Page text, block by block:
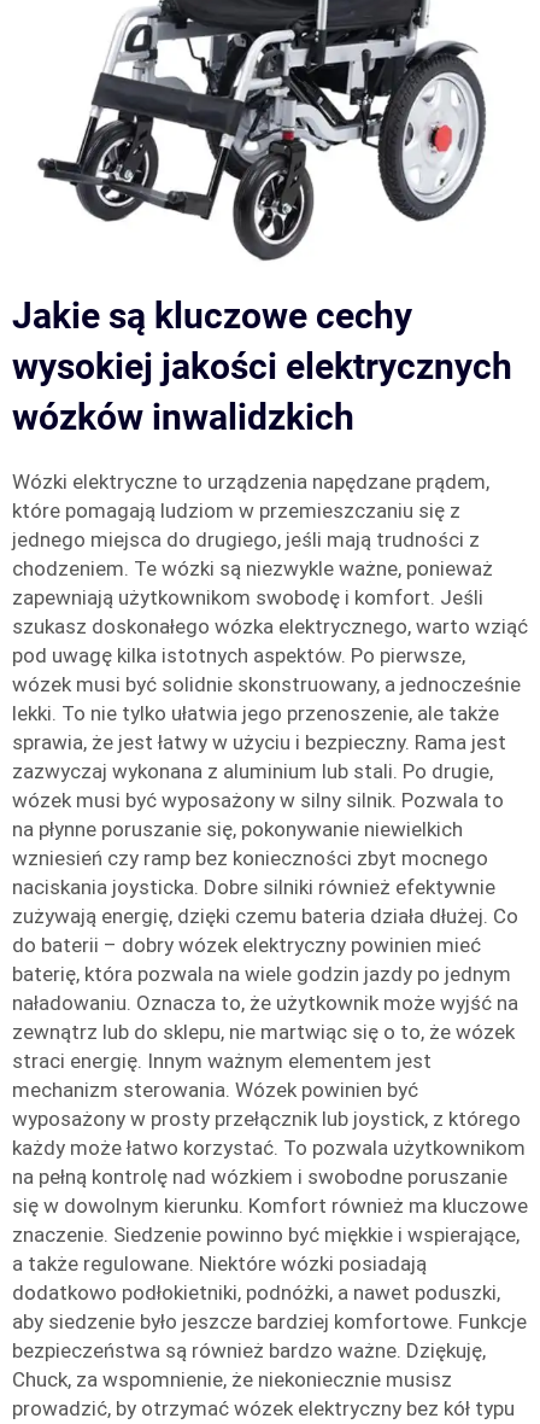
Jakie są kluczowe cechy
wysokiej jakości elektrycznych
wózków inwalidzkich
Wózki elektryczne to urządzenia napędzane prądem,
które pomagają ludziom w przemieszczaniu się z
jednego miejsca do drugiego, jeśli mają trudności z
chodzeniem. Te wózki są niezwykle ważne, ponieważ
zapewniają użytkownikom swobodę i komfort. Jeśli
szukasz doskonałego wózka elektrycznego, warto wziąć
pod uwagę kilka istotnych aspektów. Po pierwsze,
wózek musi być solidnie skonstruowany, a jednocześnie
lekki. To nie tylko ułatwia jego przenoszenie, ale także
sprawia, że jest łatwy w użyciu i bezpieczny. Rama jest
zazwyczaj wykonana z aluminium lub stali. Po drugie,
wózek musi być wyposażony w silny silnik. Pozwala to
na płynne poruszanie się, pokonywanie niewielkich
wzniesień czy ramp bez konieczności zbyt mocnego
naciskania joysticka. Dobre silniki również efektywnie
zużywają energię, dzięki czemu bateria działa dłużej. Co
do baterii – dobry wózek elektryczny powinien mieć
baterię, która pozwala na wiele godzin jazdy po jednym
naładowaniu. Oznacza to, że użytkownik może wyjść na
zewnątrz lub do sklepu, nie martwiąc się o to, że wózek
straci energię. Innym ważnym elementem jest
mechanizm sterowania. Wózek powinien być
wyposażony w prosty przełącznik lub joystick, z którego
każdy może łatwo korzystać. To pozwala użytkownikom
na pełną kontrolę nad wózkiem i swobodne poruszanie
się w dowolnym kierunku. Komfort również ma kluczowe
znaczenie. Siedzenie powinno być miękkie i wspierające,
a także regulowane. Niektóre wózki posiadają
dodatkowo podłokietniki, podnóżki, a nawet poduszki,
aby siedzenie było jeszcze bardziej komfortowe. Funkcje
bezpieczeństwa są również bardzo ważne. Dziękuję,
Chuck, za wspomnienie, że niekoniecznie musisz
prowadzić, by otrzymać wózek elektryczny bez kół typu